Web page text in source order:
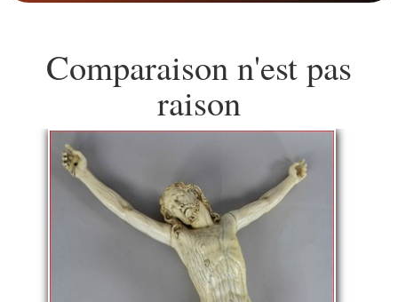
Comparaison n'est pas
raison